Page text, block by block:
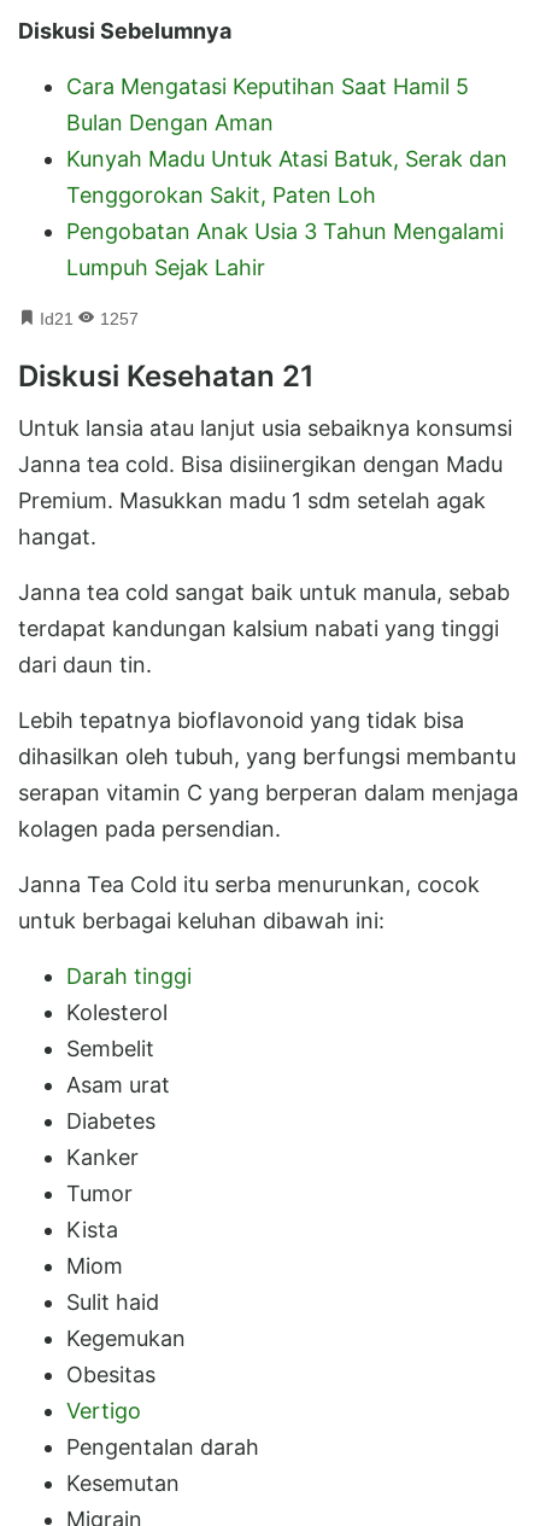
Diskusi Sebelumnya
Cara Mengatasi Keputihan Saat Hamil 5
Bulan Dengan Aman
Kunyah Madu Untuk Atasi Batuk, Serak dan
Tenggorokan Sakit, Paten Loh
Pengobatan Anak Usia 3 Tahun Mengalami
Lumpuh Sejak Lahir
Id21 1257
Diskusi Kesehatan 21
Untuk lansia atau lanjut usia sebaiknya konsumsi
Janna tea cold. Bisa disiinergikan dengan Madu
Premium. Masukkan madu 1 sdm setelah agak
hangat.
Janna tea cold sangat baik untuk manula, sebab
terdapat kandungan kalsium nabati yang tinggi
dari daun tin.
Lebih tepatnya bioflavonoid yang tidak bisa
dihasilkan oleh tubuh, yang berfungsi membantu
serapan vitamin C yang berperan dalam menjaga
kolagen pada persendian.
Janna Tea Cold itu serba menurunkan, cocok
untuk berbagai keluhan dibawah ini:
Darah tinggi
Kolesterol
Sembelit
Asam urat
Diabetes
Kanker
Tumor
Kista
Miom
Sulit haid
Kegemukan
Obesitas
Vertigo
Pengentalan darah
Kesemutan
Migrain